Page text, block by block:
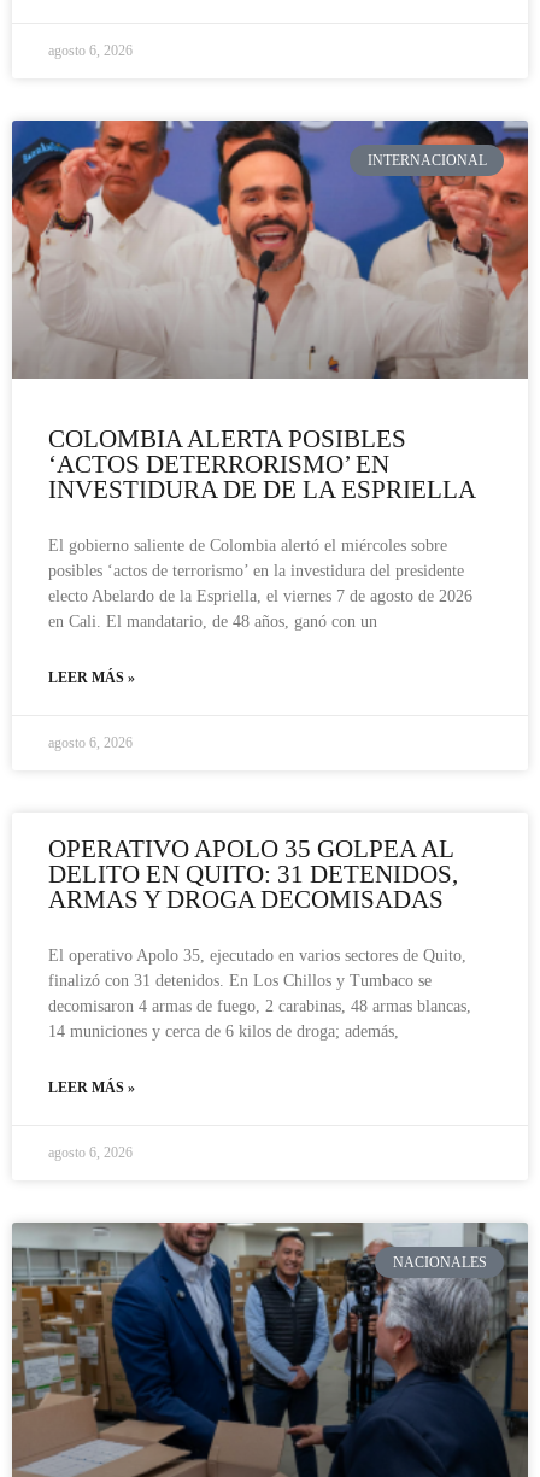
agosto 6, 2026
INTERNACIONAL
COLOMBIA ALERTA POSIBLES
‘ACTOS DETERRORISMO’ EN
INVESTIDURA DE DE LA ESPRIELLA
El gobierno saliente de Colombia alertó el miércoles sobre
posibles ‘actos de terrorismo’ en la investidura del presidente
electo Abelardo de la Espriella, el viernes 7 de agosto de 2026
en Cali. El mandatario, de 48 años, ganó con un
LEER MÁS »
agosto 6, 2026
OPERATIVO APOLO 35 GOLPEA AL
DELITO EN QUITO: 31 DETENIDOS,
ARMAS Y DROGA DECOMISADAS
El operativo Apolo 35, ejecutado en varios sectores de Quito,
finalizó con 31 detenidos. En Los Chillos y Tumbaco se
decomisaron 4 armas de fuego, 2 carabinas, 48 armas blancas,
14 municiones y cerca de 6 kilos de droga; además,
LEER MÁS »
agosto 6, 2026
NACIONALES